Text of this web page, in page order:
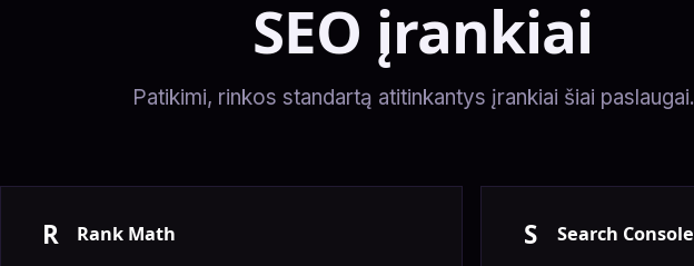
SEO įrankiai
Patikimi, rinkos standartą atitinkantys įrankiai šiai paslaugai.
R Rank Math S Search Console